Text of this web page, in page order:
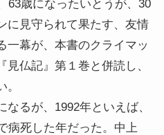
63歳になったいとうが、30
に見守られて果たす、友情
一幕が、本書のクライマッ
仏記』第１巻と併読し、
。
るが、1992年といえば、
病死した年だった。中上